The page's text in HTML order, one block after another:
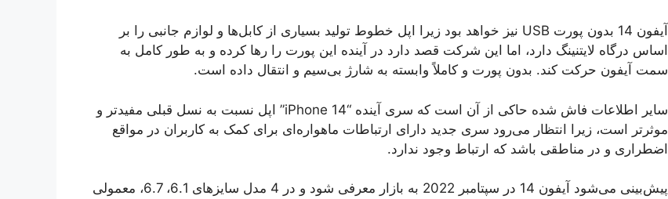
آیفون 14 بدون پورت USB نیز خواهد بود زیرا اپل خطوط تولید بسیاری از کابل‌ها و لوازم جانبی را بر
اساس درگاه لایتنینگ دارد، اما این شرکت قصد دارد در آینده این پورت را رها کرده و به طور کامل به
سمت آیفون حرکت کند. بدون پورت و کاملاً وابسته به شارژ بی‌سیم و انتقال داده است.
سایر اطلاعات فاش شده حاکی از آن است که سری آینده “iPhone 14” اپل نسبت به نسل قبلی مفیدتر و
موثرتر است، زیرا انتظار می‌رود سری جدید دارای ارتباطات ماهواره‌ای برای کمک به کاربران در مواقع
اضطراری و در مناطقی باشد که ارتباط وجود ندارد.
پیش‌بینی می‌شود آیفون 14 در سپتامبر 2022 به بازار معرفی شود و در 4 مدل سایزهای 6.1، 6.7، معمولی